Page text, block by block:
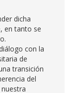
dicha
en tanto se
con la
de
transición
del